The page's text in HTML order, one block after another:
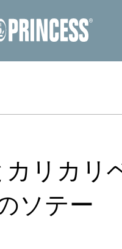
リカリ
ソテー